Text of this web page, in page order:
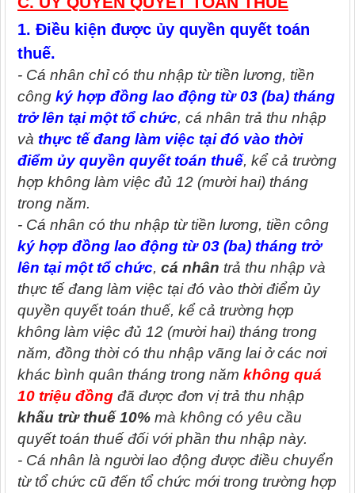
1. Điều kiện được ủy quyền quyết toán
thuế.
- Cá nhân chỉ có thu nhập từ tiền lương, tiền
công ký hợp đồng lao động từ 03 (ba) tháng
trở lên tại một tổ chức, cá nhân trả thu nhập
và thực tế đang làm việc tại đó vào thời
điểm ủy quyền quyết toán thuế, kể cả trường
hợp không làm việc đủ 12 (mười hai) tháng
trong năm.
- Cá nhân có thu nhập từ tiền lương, tiền công
ký hợp đồng lao động từ 03 (ba) tháng trở
lên tại một tổ chức, cá nhân trả thu nhập và
thực tế đang làm việc tại đó vào thời điểm ủy
quyền quyết toán thuế, kể cả trường hợp
không làm việc đủ 12 (mười hai) tháng trong
năm, đồng thời có thu nhập vãng lai ở các nơi
khác bình quân tháng trong năm không quá
10 triệu đồng đã được đơn vị trả thu nhập
khấu trừ thuế 10% mà không có yêu cầu
quyết toán thuế đối với phần thu nhập này.
- Cá nhân là người lao động được điều chuyển
từ tổ chức cũ đến tổ chức mới trong trường hợp